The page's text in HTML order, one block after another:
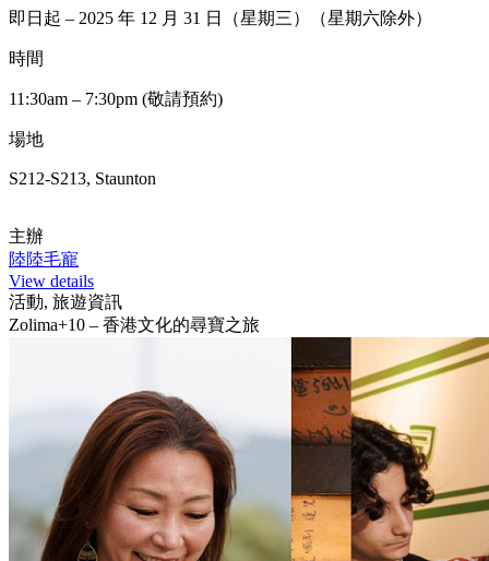
即日起 – 2025 年 12 月 31 日（星期三）（星期六除外）
時間
11:30am – 7:30pm (敬請預約)
場地
S212-S213, Staunton
主辦
陸陸毛寵
View details
活動, 旅遊資訊
Zolima+10 – 香港文化的尋寶之旅